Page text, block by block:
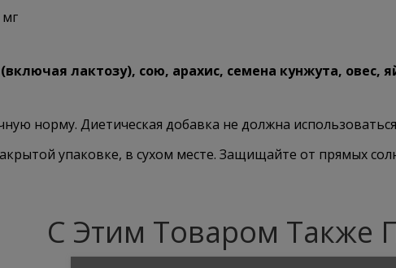
мг
лактозу), сою, арахис, семена кунжута, овес,
норму. Диетическая добавка не должна
упаковке, в сухом месте. Защищайте от прямых
С Этим Товаром Также